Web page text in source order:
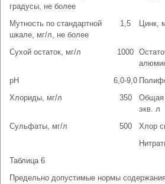
градусы, не более
Мутность по стандартной
шкале, мг/л, не более
1,5 Цинк,
Сухой остаток, мг/л 1000
рН 6,0-9,0
Хлориды, мг/л
350
Общая
экв. л
Сульфаты, мг/л 500 Хлор
Таблица 6
Предельно допустимые нормы